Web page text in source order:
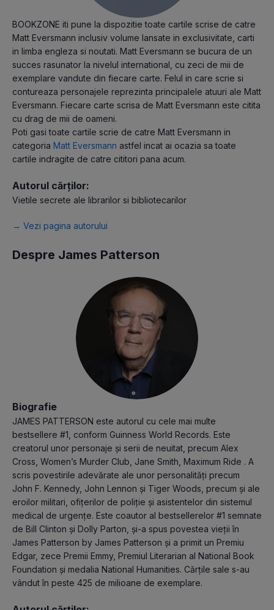
BOOKZONE iti pune la dispozitie toate cartile scrise de catre
Matt Eversmann inclusiv volume lansate in exclusivitate, carti
in limba engleza si noutati. Matt Eversmann se bucura de un
succes rasunator la nivelul international, cu zeci de mii de
exemplare vandute din fiecare carte. Felul in care scrie si
contureaza personajele reprezinta principalele atuuri ale Matt
Eversmann. Fiecare carte scrisa de Matt Eversmann este citita
cu drag de mii de oameni.
Poti gasi toate cartile scrie de catre Matt Eversmann in
categoria Matt Eversmann astfel incat ai ocazia sa toate
cartile indragite de catre cititori pana acum.
Autorul cărților:
Vietile secrete ale librarilor si bibliotecarilor
→ Vezi pagina autorului
Despre James Patterson
Biografie
JAMES PATTERSON este autorul cu cele mai multe
bestsellere #1, conform Guinness World Records. Este
creatorul unor personaje și serii de neuitat, precum Alex
Cross, Women’s Murder Club, Jane Smith, Maximum Ride . A
scris povestirile adevărate ale unor personalități precum
John F. Kennedy, John Lennon și Tiger Woods, precum și ale
eroilor militari, ofițerilor de poliție și asistentelor din sistemul
medical de urgențe. Este coautor al bestsellerelor #1 semnate
de Bill Clinton și Dolly Parton, și-a spus povestea vieții în
James Patterson by James Patterson și a primit un Premiu
Edgar, zece Premii Emmy, Premiul Literarian al National Book
Foundation și medalia National Humanities. Cărțile sale s-au
vândut în peste 425 de milioane de exemplare.